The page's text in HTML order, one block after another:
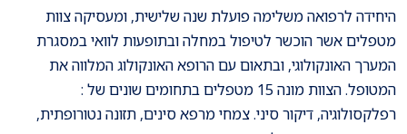
היחידה לרפואה משלימה פועלת שנה שלישית, ומעסיקה צוות
מטפלים אשר הוכשר לטיפול במחלה ובתופעות לוואי במסגרת
המערך האונקולוגי, ובתאום עם הרופא האונקולוג המלווה את
המטופל. הצוות מונה 15 מטפלים בתחומים שונים של :
רפלקסולוגיה, דיקור סיני. צמחי מרפא סינים, תזונה נטורופתית,